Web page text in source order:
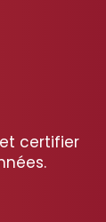
certifier